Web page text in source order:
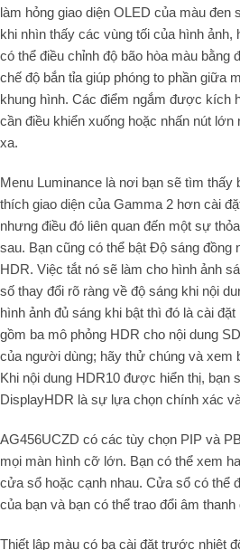
làm hỏng giao diện OLED của màu đen
khi nhìn thấy các vùng tối của hình ảnh,
có thể điều chỉnh độ bão hòa màu bằng
chế độ bắn tỉa giúp phóng to phần giữa
khung hình. Các điểm ngắm được kích
cần điều khiển xuống hoặc nhấn nút
xa.
Menu Luminance là nơi bạn sẽ tìm
thích giao diện của Gamma 2 hơn cài
nhưng điều đó liên quan đến một sự
sau. Bạn cũng có thể bật Độ sáng đồng
HDR. Việc tắt nó sẽ làm cho hình ảnh
số thay đổi rõ ràng về độ sáng khi nội
hình ảnh đủ sáng khi bật thì đó là cài
gồm ba mô phỏng HDR cho nội dung
của người dùng; hãy thử chúng và xem
Khi nội dung HDR10 được hiển thị, bạn
DisplayHDR là sự lựa chọn chính xác
AG456UCZD có các tùy chọn PIP và
mọi màn hình cỡ lớn. Bạn có thể xem
cửa sổ hoặc cạnh nhau. Cửa sổ có thể
của bạn và bạn có thể trao đổi âm
Thiết lập màu có ba cài đặt trước nhiệt